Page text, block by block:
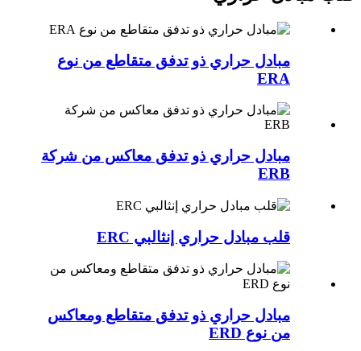
مبادل حراري ذو تدفق متقاطع من نوع
ERA
مبادل حراري ذو تدفق معاكس من شركة
ERB
قلب مبادل حراري إنثالبي ERC
مبادل حراري ذو تدفق متقاطع ومعاكس
من نوع ERD